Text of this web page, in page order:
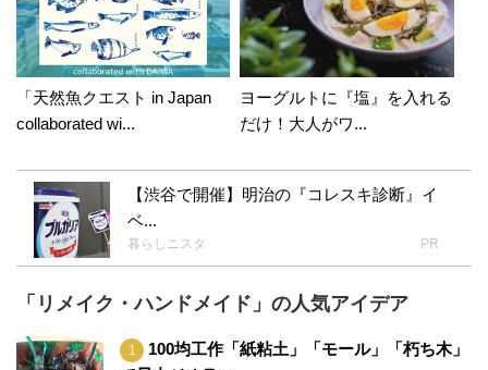
「天然魚クエスト in Japan
collaborated wi...
ヨーグルトに『塩』を入れる
だけ！大人がワ...
【渋谷で開催】明治の『コレスキ診断』イ
ベ...
暮らしニスタ PR
「リメイク・ハンドメイド」の人気アイデア
100均工作「紙粘土」「モール」「朽ち木」